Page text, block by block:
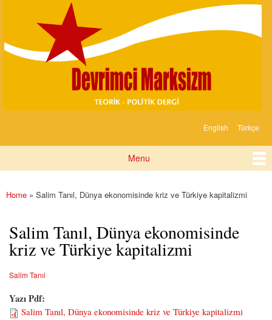
content
Marksizm
English Türkçe
Menu
You are here
Home » Salim Tanıl, Dünya ekonomisinde kriz ve Türkiye kapitalizmi
Salim Tanıl, Dünya ekonomisinde
kriz ve Türkiye kapitalizmi
Salim Tanıl
Yazı Pdf:
Salim Tanıl, Dünya ekonomisinde kriz ve Türkiye kapitalizmi